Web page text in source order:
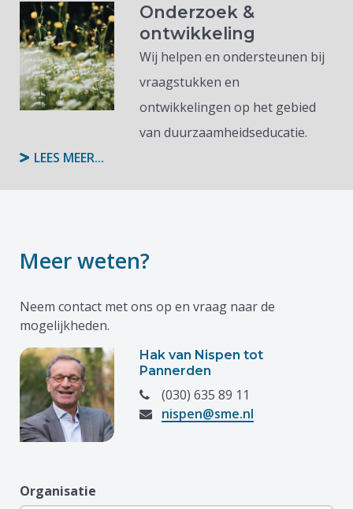
Onderzoek &
ontwikkeling
Wij helpen en ondersteunen bij
vraagstukken en
ontwikkelingen op het gebied
van duurzaamheidseducatie.
LEES MEER...
Meer weten?
Neem contact met ons op en vraag naar de
mogelijkheden.
Hak van Nispen tot
Pannerden
(030) 635 89 11
nispen@sme.nl
Organisatie